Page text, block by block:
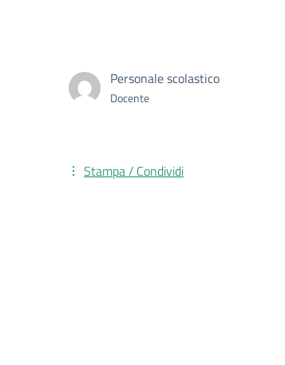
Personale scolastico
Docente
Stampa / Condividi